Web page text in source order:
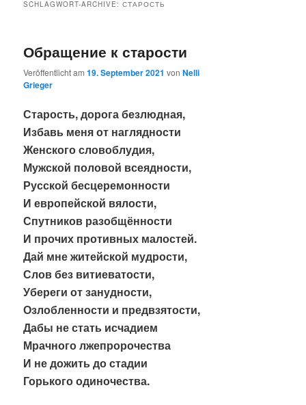
SCHLAGWORT-ARCHIVE:СТАРОСТЬ
Обращение к старости
Veröffentlicht am19. September 2021 vonNelli
Grieger
Старость, дорога безлюдная,
Избавь меня от наглядности
Женского словоблудия,
Мужской половой всеядности,
Русской бесцеремонности
И европейской вялости,
Спутников разобщённости
И прочих противных малостей.
Дай мне житейской мудрости,
Слов без витиеватости,
Убереги от занудности,
Озлобленности и предвзятости,
Дабы не стать исчадием
Мрачного лжепророчества
И не дожить до стадии
Горького одиночества.